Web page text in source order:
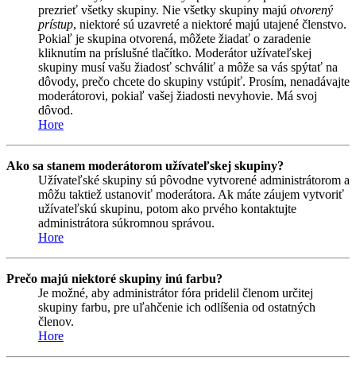
prezrieť všetky skupiny. Nie všetky skupiny majú otvorený
prístup, niektoré sú uzavreté a niektoré majú utajené členstvo.
Pokiaľ je skupina otvorená, môžete žiadať o zaradenie
kliknutím na príslušné tlačítko. Moderátor užívateľskej
skupiny musí vašu žiadosť schváliť a môže sa vás spýtať na
dôvody, prečo chcete do skupiny vstúpiť. Prosím, nenadávajte
moderátorovi, pokiaľ vašej žiadosti nevyhovie. Má svoj
dôvod.
Hore
Ako sa stanem moderátorom užívateľskej skupiny?
Užívateľské skupiny sú pôvodne vytvorené administrátorom a
môžu taktiež ustanoviť moderátora. Ak máte záujem vytvoriť
užívateľskú skupinu, potom ako prvého kontaktujte
administrátora súkromnou správou.
Hore
Prečo majú niektoré skupiny inú farbu?
Je možné, aby administrátor fóra pridelil členom určitej
skupiny farbu, pre uľahčenie ich odlíšenia od ostatných
členov.
Hore